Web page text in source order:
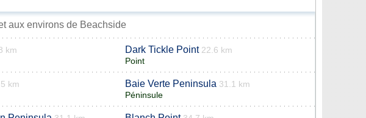
aux environs de Beachside
km
Dark Tickle Point 22.6 km
Point
km
Baie Verte Peninsula 31.1 km
Péninsule